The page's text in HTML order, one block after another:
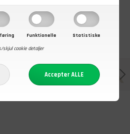
Funktionelle
Statistiske
skjul cookie detaljer